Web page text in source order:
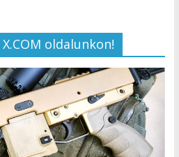
oldalunkon!